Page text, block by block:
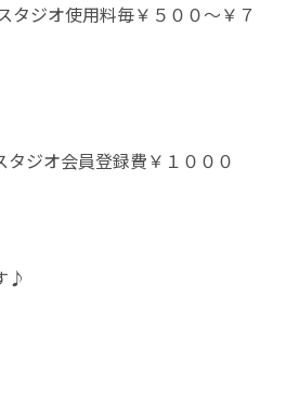
ジオ使用料毎￥５００～￥７
ジオ会員登録費￥１０００
♪